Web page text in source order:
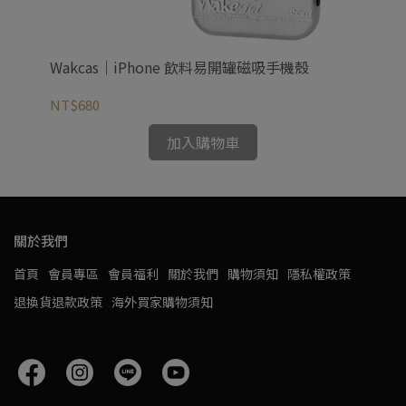
Wakcas｜iPhone 飲料易開罐磁吸手機殼
NT$680
加入購物車
關於我們
首頁 會員專區 會員福利 關於我們 購物須知 隱私權政策
退換貨退款政策 海外買家購物須知